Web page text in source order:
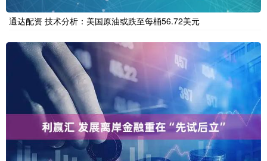
通达配资 技术分析：美国原油或跌至每桶56.72美元